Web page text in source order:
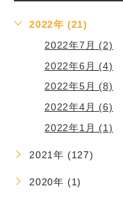
2022年 (21)
2022年7月 (2)
2022年6月 (4)
2022年5月 (8)
2022年4月 (6)
2022年1月 (1)
2021年 (127)
2020年 (1)